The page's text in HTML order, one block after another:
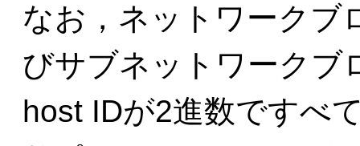
なお，ネットワークブ
びサブネットワークブ
host IDが2進数ですべ